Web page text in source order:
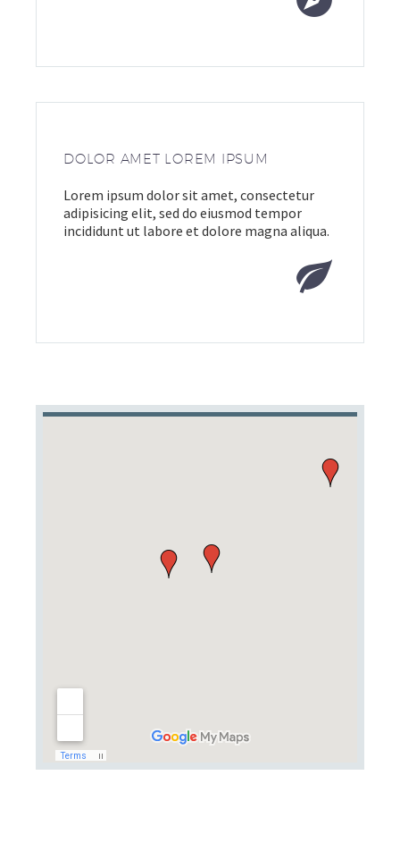
DOLOR AMET LOREM IPSUM
Lorem ipsum dolor sit amet, consectetur
adipisicing elit, sed do eiusmod tempor
incididunt ut labore et dolore magna aliqua.

